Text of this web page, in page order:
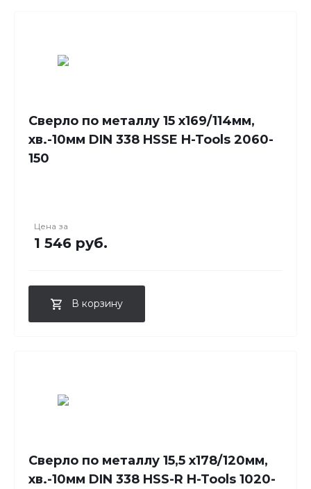
Сверло по металлу 15 x169/114мм,
хв.-10мм DIN 338 HSSE H-Tools 2060-
150
Цена за
1 546 руб.
В корзину
Сверло по металлу 15,5 x178/120мм,
хв.-10мм DIN 338 HSS-R H-Tools 1020-